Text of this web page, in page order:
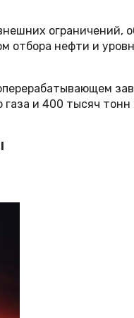
отбора нефти и
и 400 тысяч